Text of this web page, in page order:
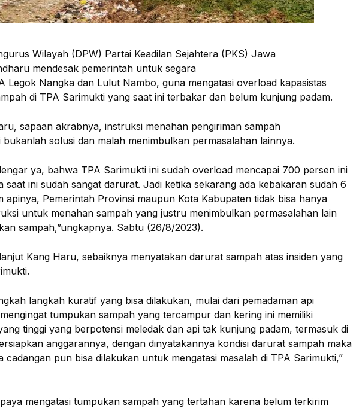
Wilayah (DPW) Partai Keadilan Sejahtera (PKS) Jawa
mendesak pemerintah untuk segara
Legok Nangka dan Lulut Nambo, guna mengatasi overload kapasistas
di TPA Sarimukti yang saat ini terbakar dan belum kunjung padam.
sapaan akrabnya, instruksi menahan pengiriman sampah
bukanlah solusi dan malah menimbulkan permasalahan lainnya.
ya, bahwa TPA Sarimukti ini sudah overload mencapai 700 persen ini
saat ini sudah sangat darurat. Jadi ketika sekarang ada kebakaran sudah 6
apinya, Pemerintah Provinsi maupun Kota Kabupaten tidak bisa hanya
untuk menahan sampah yang justru menimbulkan permasalahan lain
sampah,”ungkapnya. Sabtu (26/8/2023).
Kang Haru, sebaiknya menyatakan darurat sampah atas insiden yang
langkah kuratif yang bisa dilakukan, mulai dari pemadaman api
tumpukan sampah yang tercampur dan kering ini memiliki
tinggi yang berpotensi meledak dan api tak kunjung padam, termasuk di
anggarannya, dengan dinyatakannya kondisi darurat sampah maka
cadangan pun bisa dilakukan untuk mengatasi masalah di TPA Sarimukti,”
mengatasi tumpukan sampah yang tertahan karena belum terkirim